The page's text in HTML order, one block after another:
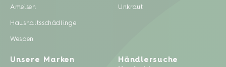
Ameisen
Haushaltsschädlinge
Wespen
Unkraut
Unsere Marken
Händlersuche